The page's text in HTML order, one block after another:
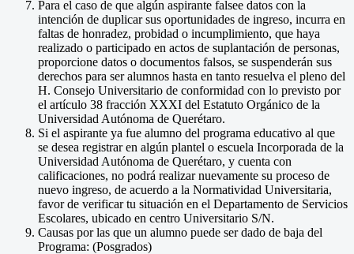
Para el caso de que algún aspirante falsee datos con la
intención de duplicar sus oportunidades de ingreso, incurra en
faltas de honradez, probidad o incumplimiento, que haya
realizado o participado en actos de suplantación de personas,
proporcione datos o documentos falsos, se suspenderán sus
derechos para ser alumnos hasta en tanto resuelva el pleno del
H. Consejo Universitario de conformidad con lo previsto por
el artículo 38 fracción XXXI del Estatuto Orgánico de la
Universidad Autónoma de Querétaro.
Si el aspirante ya fue alumno del programa educativo al que
se desea registrar en algún plantel o escuela Incorporada de la
Universidad Autónoma de Querétaro, y cuenta con
calificaciones, no podrá realizar nuevamente su proceso de
nuevo ingreso, de acuerdo a la Normatividad Universitaria,
favor de verificar tu situación en el Departamento de Servicios
Escolares, ubicado en centro Universitario S/N.
Causas por las que un alumno puede ser dado de baja del
Programa: (Posgrados)